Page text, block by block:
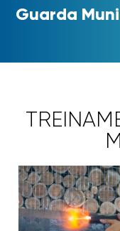
Guarda